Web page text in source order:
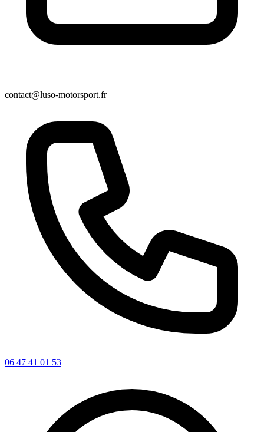
contact@luso-motorsport.fr
06 47 41 01 53